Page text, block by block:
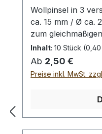
Wollpinsel in 3
ca. 15 mm / Ø ca.
zum
Auftragen von
die Oberfläche
klein:10 Wollpinsel
Kopfdurchmesser
mm
mit ca. 35 mm
(besonders
Inhalt: 10 Stück (0,40
Regulärer Preis:
Ab 2,50 €
Preise inkl. MwSt.